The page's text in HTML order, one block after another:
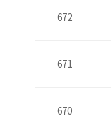
672
671
670